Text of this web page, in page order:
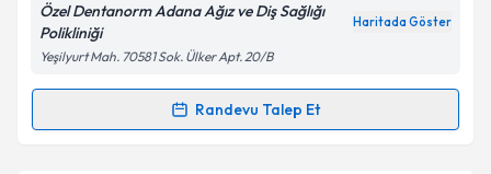
Kişisel verilerimin işlenmesine ilişkinAydınlatma
'ni okudum ve kişisel verilerimin belirtilen
kapsamda işlenmesini kabul ediyorum.
Özel Dentanorm Adana Ağız ve Diş Sağlığı
Polikliniği
Haritada Göster
Yeşilyurt Mah. 70581 Sok. Ülker Apt. 20/B
Randevu Talep Et
Randevu Takvimi Talebi